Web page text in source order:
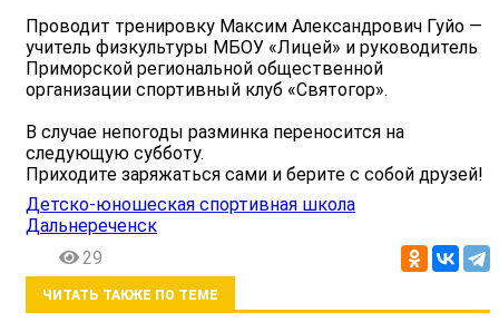
Проводит тренировку Максим Александрович Гуйо —
учитель физкультуры МБОУ «Лицей» и руководитель
Приморской региональной общественной
организации спортивный клуб «Святогор».
В случае непогоды разминка переносится на
следующую субботу.
Приходите заряжаться сами и берите с собой друзей!
Детско-юношеская спортивная школа
Дальнереченск
29
ЧИТАТЬ ТАКЖЕ ПО ТЕМЕ